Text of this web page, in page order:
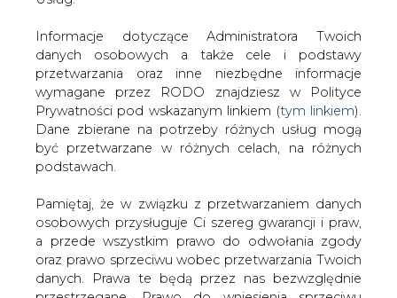
danych. Prawa te będą przez nas bezwzględnie
przestrzegane. Prawo do wniesienia sprzeciwu
wobec przetwarzania danych z przyczyn
związanych z Twoją szczególną sytuacją, po
skutecznym wniesieniu prawa do sprzeciwu Twoje
dane nie będą przetwarzane o ile nie będzie istnieć
ważna prawnie uzasadniona podstawa do
przetwarzania, nadrzędna wobec Twoich interesów,
praw i wolności lub podstawa do ustalenia,
dochodzenia lub obrony roszczeń. Twoje dane nie
będą przetwarzane w celu marketingu własnego
po zgłoszeniu sprzeciwu. Jeżeli więc nie zgadzasz
się z naszą oceną niezbędności przetwarzania
Twoich danych lub masz inne zastrzeżenia w tym
zakresie, koniecznie zgłoś sprzeciw lub prześlij nam
swoje zastrzeżenia na adres Inspektora Ochrony
KOMENTARZE
TREŚĆ KOMENTARZA
PODPIS